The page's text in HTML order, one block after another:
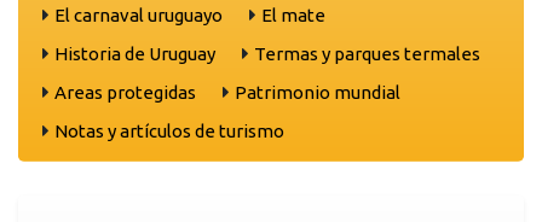
El carnaval uruguayo
El mate
Historia de Uruguay
Termas y parques termales
Areas protegidas
Patrimonio mundial
Notas y artículos de turismo